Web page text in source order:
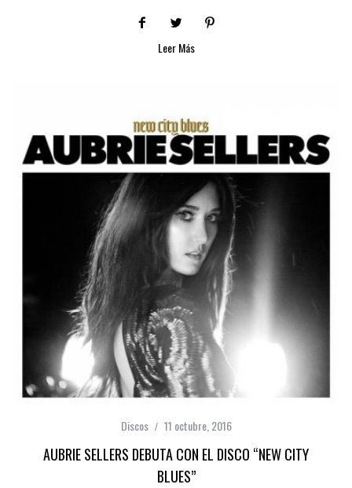
Leer Más
Discos 11 octubre, 2016
AUBRIE SELLERS DEBUTA CON EL DISCO “NEW CITY
BLUES”